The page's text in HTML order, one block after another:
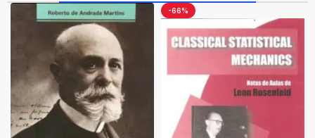
-66%